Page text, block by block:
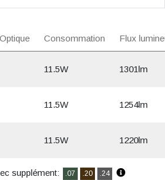
Optique Consommation Flux
11.5W 1301lm
11.5W 1254lm
11.5W 1220lm
supplément: .07 .20 .24